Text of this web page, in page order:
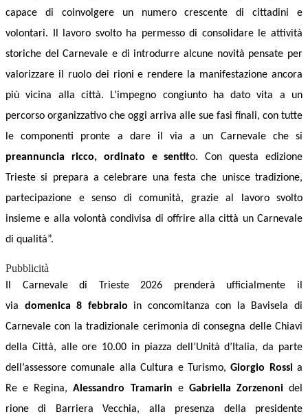
capace di coinvolgere un numero crescente di cittadini e
volontari. Il lavoro svolto ha permesso di consolidare le attività
storiche del Carnevale e di introdurre alcune novità pensate per
valorizzare il ruolo dei rioni e rendere la manifestazione ancora
più vicina alla città. L’impegno congiunto ha dato vita a un
percorso organizzativo che oggi arriva alle sue fasi finali, con tutte
le componenti pronte a dare il via a un Carnevale che si
preannuncia ricco, ordinato e sentito. Con questa edizione
Trieste si prepara a celebrare una festa che unisce tradizione,
partecipazione e senso di comunità, grazie al lavoro svolto
insieme e alla volontà condivisa di offrire alla città un Carnevale
di qualità”.
Pubblicità
Il Carnevale di Trieste 2026 prenderà ufficialmente il
via domenica 8 febbraio in concomitanza con la Bavisela di
Carnevale con la tradizionale cerimonia di consegna delle Chiavi
della Città, alle ore 10.00 in piazza dell’Unità d’Italia, da parte
dell’assessore comunale alla Cultura e Turismo,Giorgio Rossia
Re e Regina,Alessandro Tramarin e Gabriella Zorzenonidel
rione di Barriera Vecchia, alla presenza della presidente